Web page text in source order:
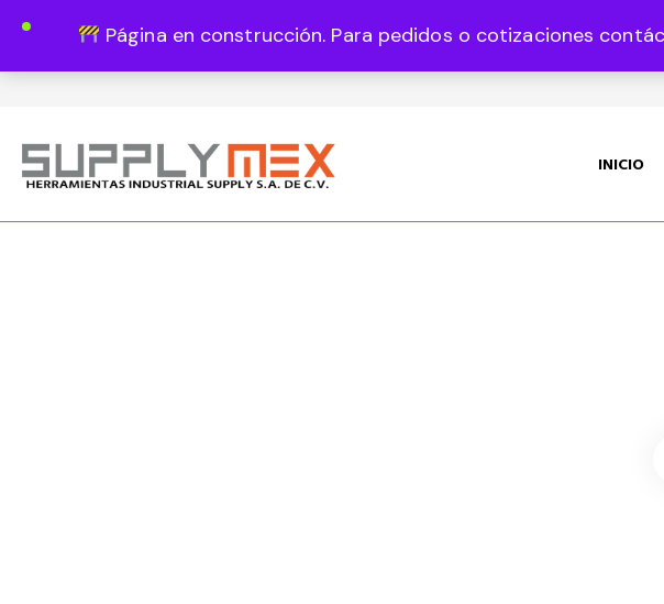
Página en construcción. Para pedidos o cotizaciones
INICIO